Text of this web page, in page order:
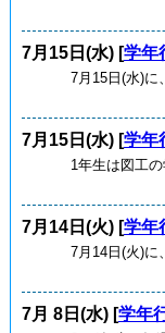
7月15日(水) [学年
7月15日(水)に、
7月15日(水) [学年
1年生は図工の学
7月14日(火) [学年
7月14日(火)に、
7月 8日(水) [学年